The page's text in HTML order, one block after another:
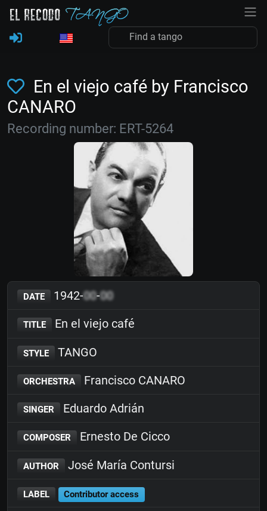
En el viejo café by Francisco
CANARO
Recording number: ERT-5264
DATE 1942-00-00
TITLE En el viejo café
STYLE TANGO
ORCHESTRA Francisco CANARO
SINGER Eduardo Adrián
COMPOSER Ernesto De Cicco
AUTHOR José María Contursi
LABEL Contributor access